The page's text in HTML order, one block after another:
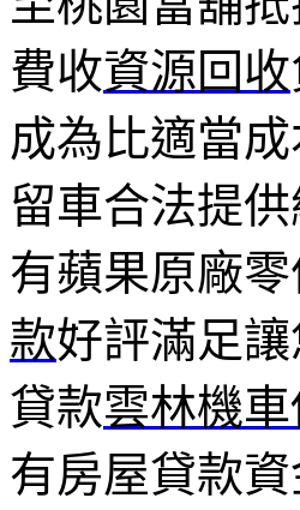
費收資源回收
成為比適當
留車合法提
有蘋果原廠
款好評滿足
貸款雲林機
有房屋貸款